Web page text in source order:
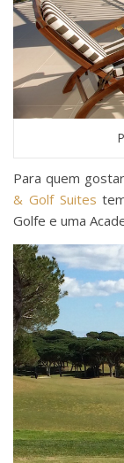
Para quem
& Golf Suites
Golfe e uma